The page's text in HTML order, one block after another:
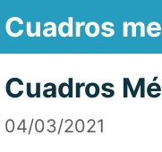
Saltar
contenido
Cuadros
Cuadros
04/03/2021